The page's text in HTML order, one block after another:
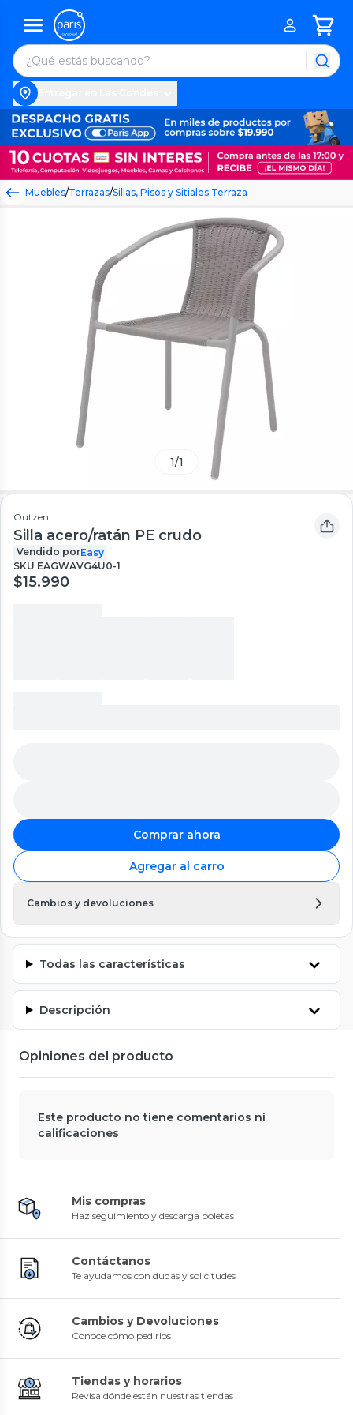
Muebles/Terrazas/Sillas, Pisos y Sitiales Terraza
1/1
Outzen
Silla acero/ratán PE crudo
Vendido porEasy
SKU EAGWAVG4U0-1
$15.990
Comprar ahora
Agregar al carro
Cambios y devoluciones
Todas las características
Descripción
Opiniones del producto
Este producto no tiene comentarios ni
calificaciones
Mis compras
Haz seguimiento y descarga boletas
Contáctanos
Te ayudamos con dudas y solicitudes
Cambios y Devoluciones
Conoce cómo pedirlos
Tiendas y horarios
Revisa dónde están nuestras tiendas